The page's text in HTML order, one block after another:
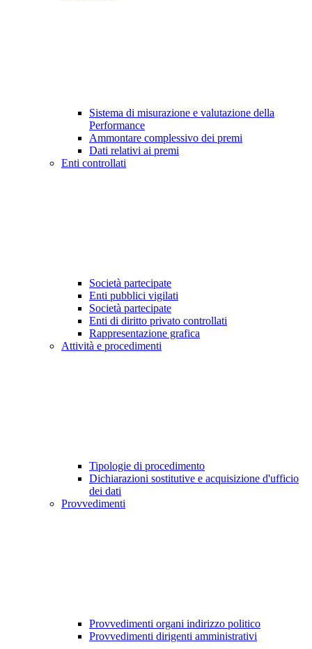
Sistema di misurazione e valutazione della
Performance
Ammontare complessivo dei premi
Dati relativi ai premi
Enti controllati
Società partecipate
Enti pubblici vigilati
Società partecipate
Enti di diritto privato controllati
Rappresentazione grafica
Attività e procedimenti
Tipologie di procedimento
Dichiarazioni sostitutive e acquisizione d'ufficio
dei dati
Provvedimenti
Provvedimenti organi indirizzo politico
Provvedimenti dirigenti amministrativi